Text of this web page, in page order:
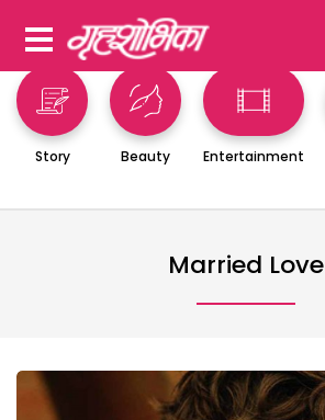
Story Beauty Entertainment
Married Love